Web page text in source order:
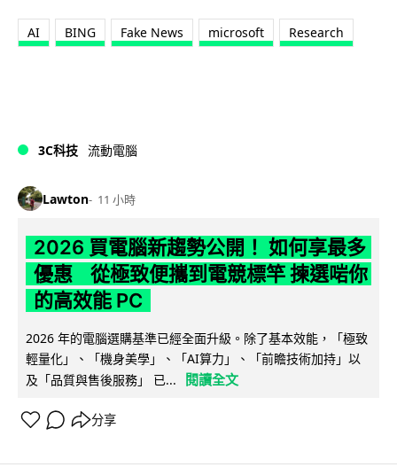
AI BING Fake News microsoft Research
3C科技 流動電腦
Lawton 11 小時
2026 買電腦新趨勢公開！ 如何享最多
優惠 從極致便攜到電競標竿 揀選啱你
的高效能 PC
2026 年的電腦選購基準已經全面升級。除了基本效能，「極致
輕量化」、「機身美學」、「AI算力」、「前瞻技術加持」以
及「品質與售後服務」 已...
閱讀全文
分享